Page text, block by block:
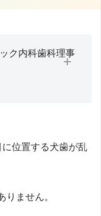
ク内科歯科理事
科矯正サービス
ションで予防に取
に位置する犬歯が乱
りません。